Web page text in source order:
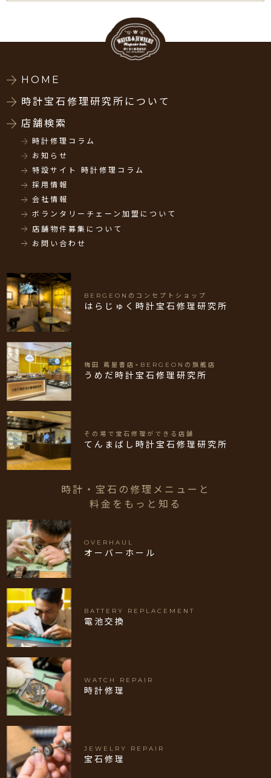
HOME
時計宝石修理研究所について
店舗検索
時計修理コラム
お知らせ
特設サイト 時計修理コラム
採用情報
会社情報
ボランタリーチェーン加盟について
店舗物件募集について
お問い合わせ
BERGEONのコンセプトショップ
はらじゅく時計宝石修理研究所
梅田 蔦屋書店×BERGEONの旗艦店
うめだ時計宝石修理研究所
その場で宝石修理ができる店舗
てんまばし時計宝石修理研究所
時計・宝石の修理メニューと
料金をもっと知る
OVERHAUL
オーバーホール
BATTERY REPLACEMENT
電池交換
WATCH REPAIR
時計修理
JEWELRY REPAIR
宝石修理